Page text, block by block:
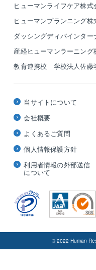
ヒューマンライフケア株式
ヒューマンプランニング株
ダッシングディバインター
産経ヒューマンラーニング
教育連携校 学校法人佐藤
当サイトについて
会社概要
よくあるご質問
個人情報保護方針
利用者情報の外部送信
について
© 2022 Human